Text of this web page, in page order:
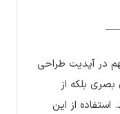
در آپدیت طراحی
بصری بلکه از
استفاده از این